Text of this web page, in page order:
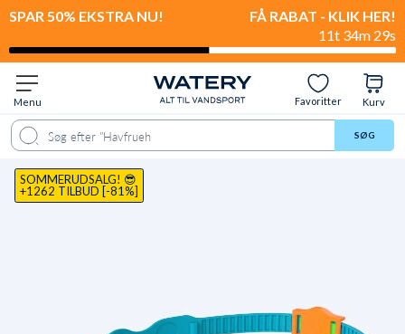
SPAR 50% EKSTRA NU!
FÅ RABAT - KLIK HER!
11t 34m 28s
Menu Favoritter Kurv
SØG
Spørgsmål & svar Anbefalet til Anmeldelser
SOMMERUDSALG! 😎
+1262 TILBUD [-81%]